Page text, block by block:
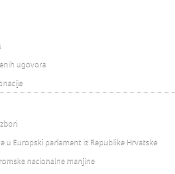
ugovora
u Europski parlament iz Republike Hrvatske
nacionalne manjine